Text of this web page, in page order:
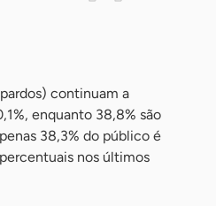
continuam a
enquanto 38,8% são
38,3% do público é
nos últimos